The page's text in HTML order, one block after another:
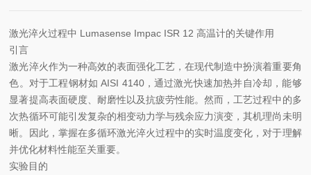
激光淬火过程中 Lumasense Impac ISR 12 高温计的关键作用
引言
激光淬火作为一种高效的表面强化工艺，在现代制造中扮演着重要角
色。对于工程钢材如 AISI 4140，通过激光快速加热并自冷却，能够
显著提高表面硬度、耐磨性以及抗疲劳性能。然而，工艺过程中的多
次热循环可能引发复杂的相变动力学与残余应力演变，其机理尚未明
晰。因此，掌握在多循环激光淬火过程中的实时温度变化，对于理解
并优化材料性能至关重要。
实验目的